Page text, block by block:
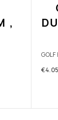
,
€4.05